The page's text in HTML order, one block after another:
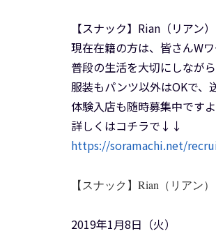
【スナック】Rian（リアン
現在在籍の方は、皆さんWワ
普段の生活を大切にしなが
服装もパンツ以外はOKで、
体験入店も随時募集中ですよ
詳しくはコチラで↓↓
https://soramachi.net/
【スナック】Rian（リアン
2019年1月8日（火）